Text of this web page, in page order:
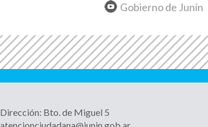
Gobierno de Junín
Dirección: Bto. de Miguel 5